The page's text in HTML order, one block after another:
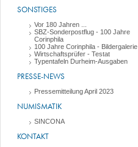
SONSTIGES
Vor 180 Jahren ...
SBZ-Sonderpostflug - 100 Jahre
Corinphila
100 Jahre Corinphila - Bildergalerie
Wirtschaftsprüfer - Testat
Typentafeln Durheim-Ausgaben
PRESSE-NEWS
Pressemitteilung April 2023
NUMISMATIK
SINCONA
KONTAKT